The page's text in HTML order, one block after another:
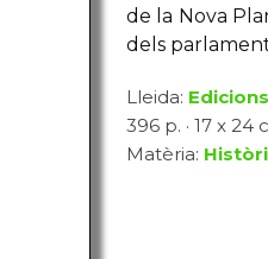
de la Nova
dels
Lleida:
396 p. · 17 x 24
Matèria: